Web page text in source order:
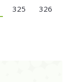
325
326